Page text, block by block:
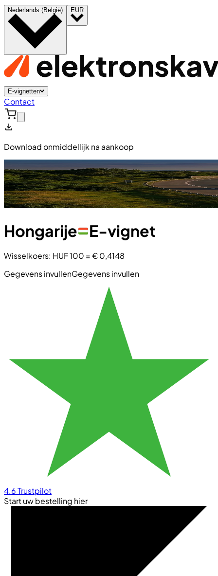
Nederlands (België) EUR
E-vignetten
Contact
Download onmiddellijk na aankoop
Hongarije E-vignet
Wisselkoers: HUF 100 =€ 0,4148
Gegevens invullenGegevens invullen
4.6Trustpilot
Start uw bestelling hier